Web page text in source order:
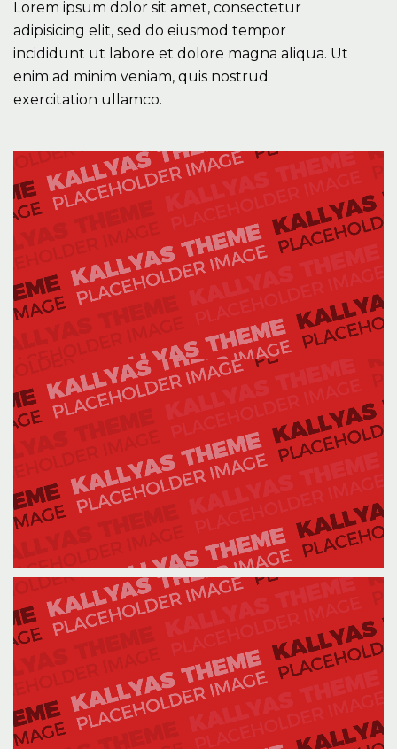
Lorem ipsum dolor sit amet, consectetur
adipisicing elit, sed do eiusmod tempor
incididunt ut labore et dolore magna aliqua. Ut
enim ad minim veniam, quis nostrud
exercitation ullamco.